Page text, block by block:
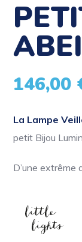
146,00
La Lampe
petit Bijou
D’une extrême